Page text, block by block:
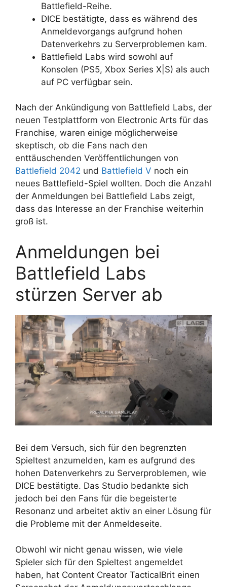
Battlefield-Reihe.
DICE bestätigte, dass es während des
Anmeldevorgangs aufgrund hohen
Datenverkehrs zu Serverproblemen kam.
Battlefield Labs wird sowohl auf
Konsolen (PS5, Xbox Series X|S) als auch
auf PC verfügbar sein.
Nach der Ankündigung von Battlefield Labs, der
neuen Testplattform von Electronic Arts für das
Franchise, waren einige möglicherweise
skeptisch, ob die Fans nach den
enttäuschenden Veröffentlichungen von
Battlefield 2042 und Battlefield V noch ein
neues Battlefield-Spiel wollten. Doch die Anzahl
der Anmeldungen bei Battlefield Labs zeigt,
dass das Interesse an der Franchise weiterhin
groß ist.
Anmeldungen bei
Battlefield Labs
stürzen Server ab
Bei dem Versuch, sich für den begrenzten
Spieltest anzumelden, kam es aufgrund des
hohen Datenverkehrs zu Serverproblemen, wie
DICE bestätigte. Das Studio bedankte sich
jedoch bei den Fans für die begeisterte
Resonanz und arbeitet aktiv an einer Lösung für
die Probleme mit der Anmeldeseite.
Obwohl wir nicht genau wissen, wie viele
Spieler sich für den Spieltest angemeldet
haben, hat Content Creator TacticalBrit einen